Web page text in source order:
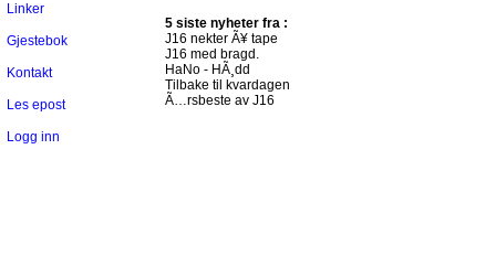
Linker
Gjestebok
Kontakt
Les epost
Logg inn
5 siste nyheter fra :
J16 nekter Ã¥ tape
J16 med bragd.
HaNo - HÃ¸dd
Tilbake til kvardagen
Ã…rsbeste av J16